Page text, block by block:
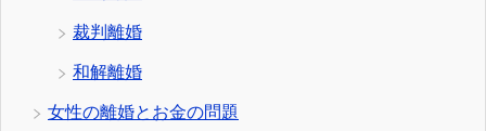
裁判離婚
和解離婚
女性の離婚とお金の問題